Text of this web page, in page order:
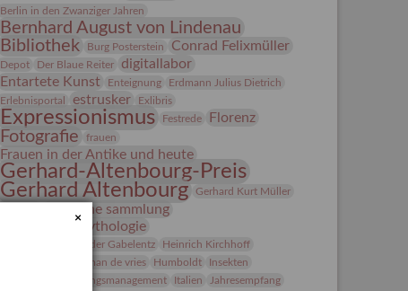
Berlin in den Zwanziger Jahren
Bernhard August von Lindenau
Bibliothek
Burg Posterstein Conrad Felixmüller
Depot Der Blaue Reiter
digitallabor
Entartete Kunst
Enteignung
Erdmann Julius Dietrich
Erlebnisportal
estrusker Exlibris
Expressionismus Festrede Florenz
Fotografie frauen
Frauen in der Antike und heute
Gerhard-Altenbourg-Preis
Gerhard Altenbourg
Gerhard Kurt Müller
grafische sammlung
griechische Mythologie
Hanns-Conon von der Gabelentz Heinrich Kirchhoff
herman de vries Humboldt
Insekten
Integriertes Schädlingsmanagement
Italien
Jahresempfang
×